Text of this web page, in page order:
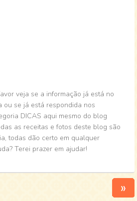
veja se a informação já está no
ou se já está respondida nos
DICAS aqui mesmo do blog
as receitas e fotos deste blog são
todas dão certo em qualquer
Terei prazer em ajudar!